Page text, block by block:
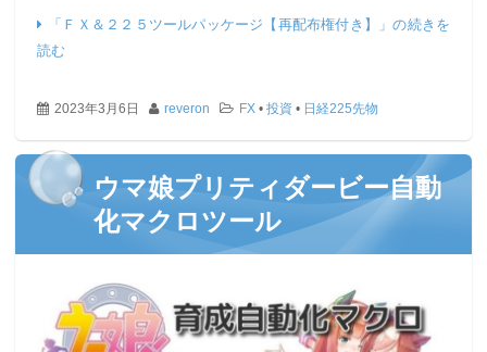
「ＦＸ＆２２５ツールパッケージ【再配布権付き】」の続きを
読む
2023年3月6日 reveron FX • 投資 • 日経225先物
ウマ娘プリティダービー自動
化マクロツール